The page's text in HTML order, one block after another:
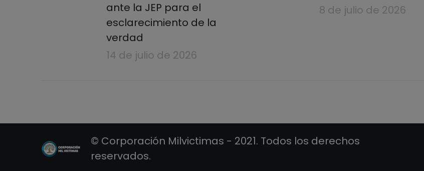
ante la JEP para el
esclarecimiento de la
verdad
14 de julio de 2026
8 de julio de 2026
© Corporación Milvictimas - 2021. Todos los derechos
reservados.